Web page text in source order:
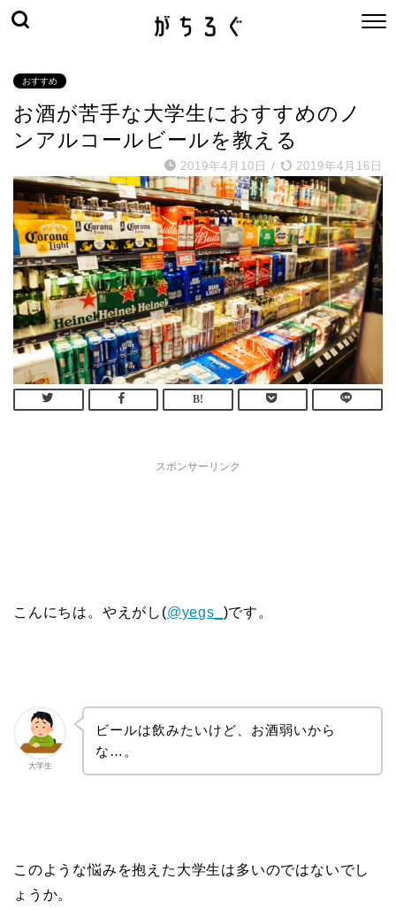
おすすめ
お酒が苦手な大学生におすすめのノ
ンアルコールビールを教える
2019年4月10日 / 2019年4月16日
スポンサーリンク
こんにちは。やえがし(@yegs_ )です。
大学生
ビールは飲みたいけど、お酒弱いから
な…。
このような悩みを抱えた大学生は多いのではないでし
ょうか。